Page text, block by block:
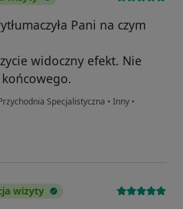
Pani na czym
widoczny efekt. Nie
Specjalistyczna • Inny •
wizyty